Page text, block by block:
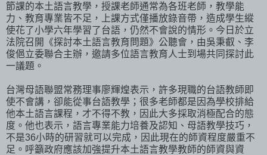
節課的本土語言教學，授課老師通常為各班老師，教學能
力、教育專業皆不足，上課方式僅播放錄音帶，造成學生縱
使花了小學六年學習了台語，仍然不會說的情形。今日於立
法院召開《探討本土語言教育問題》公聽會，由吳秉叡、李
俊俋立委聯合主辦，邀請多位語言教育人士到場共同探討此
一議題。
台灣母語聯盟常務理事廖輝煌表示，許多現職的台語教師即
使不會講，卻能從事台語教學；很多老師都是因為學校排給
他本土語言課程，才不得不教，因此大多採取消極配合的態
度。他也表示，語言專業能力培養及認知、母語教學技巧，
不是36小時的研習就可以完成，因此現在的師資程度嚴重不
足。呼籲政府應該加強提升本土語言教學教師的師資與資